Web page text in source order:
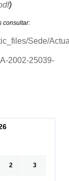
)
consultar:
Sede/
2002-25039-
2 3